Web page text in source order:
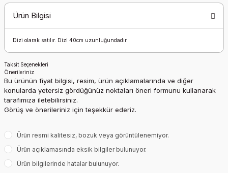
Ürün Bilgisi
Dizi olarak satılır. Dizi 40cm uzunluğundadır.
Taksit Seçenekleri
Önerileriniz
Bu ürünün fiyat bilgisi, resim, ürün açıklamalarında ve diğer
konularda yetersiz gördüğünüz noktaları öneri formunu kullanarak
tarafımıza iletebilirsiniz.
Görüş ve önerileriniz için teşekkür ederiz.
Ürün resmi kalitesiz, bozuk veya görüntülenemiyor.
Ürün açıklamasında eksik bilgiler bulunuyor.
Ürün bilgilerinde hatalar bulunuyor.